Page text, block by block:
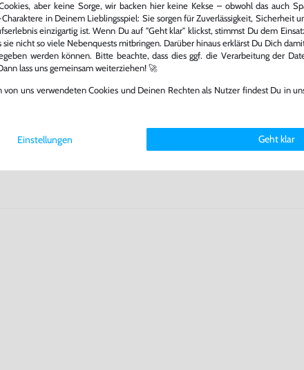
und neue Entdecker
genießen kannst,
von unseren Fachkräften
repariert.
oder verkaufst, trägst du
zu verlängern und damit
aber keine Sorge, wir backen hier keine Kekse – obwohl das auch
in Deinem Lieblingsspiel: Sie sorgen für Zuverlässigkeit, Sicherheit
einzigartig ist. Wenn Du auf "Geht klar" klickst, stimmst Du dem
sie nicht so viele Nebenquests mitbringen. Darüber hinaus erklärst Du Dich
werden können. Bitte beachte, dass dies ggf. die Verarbeitung der
lass uns gemeinsam weiterziehen! 🚀
uns verwendeten Cookies und Deinen Rechten als Nutzer findest Du in
Einstellungen Geht klar